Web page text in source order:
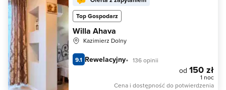
Top Gospodarz
Willa Ahava
Kazimierz Dolny
9.1 Rewelacyjny 136 opinii
od 150 zł
1 noc
Cena i dostępność do potwierdzenia